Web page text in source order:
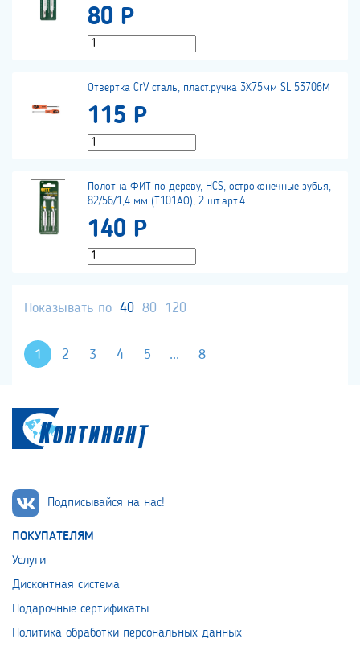
80 Р
Отвертка CrV сталь, пласт.ручка 3Х75мм SL 53706М
115 Р
Полотна ФИТ по дереву, HCS, остроконечные зубья,
82/56/1,4 мм (Т101АО), 2 шт.арт.4...
140 Р
Показывать по 40 80 120
1 2 3 4 5 ... 8
Подписывайся на нас!
ПОКУПАТЕЛЯМ
Услуги
Дисконтная система
Подарочные сертификаты
Политика обработки персональных данных